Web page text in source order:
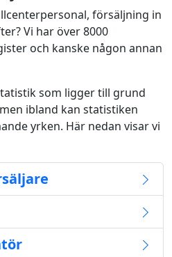
försäljning in
Vi har över 8000
och kanske någon annan
som ligger till grund
ibland kan statistiken
yrken. Här nedan visar vi